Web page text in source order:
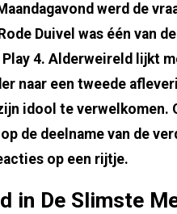
werd de
Duivel was één van
4. Alderweireld lijkt
naar een tweede
idool te verwelkomen.
de deelname van de
op een rijtje.
in De Slimste